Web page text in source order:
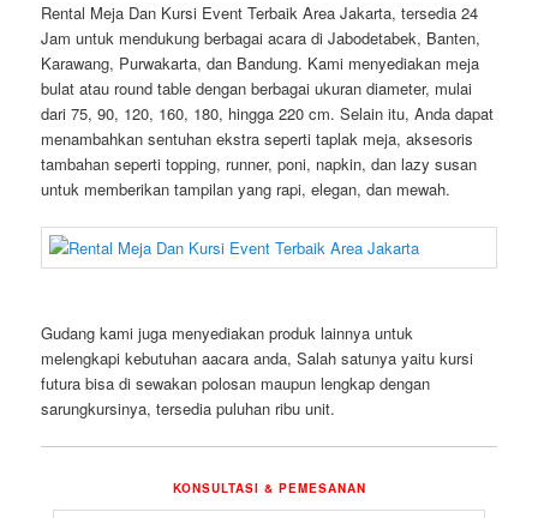
Rental Meja Dan Kursi Event Terbaik Area Jakarta, tersedia 24
Jam untuk mendukung berbagai acara di Jabodetabek, Banten,
Karawang, Purwakarta, dan Bandung. Kami menyediakan meja
bulat atau round table dengan berbagai ukuran diameter, mulai
dari 75, 90, 120, 160, 180, hingga 220 cm. Selain itu, Anda dapat
menambahkan sentuhan ekstra seperti taplak meja, aksesoris
tambahan seperti topping, runner, poni, napkin, dan lazy susan
untuk memberikan tampilan yang rapi, elegan, dan mewah.
Gudang kami juga menyediakan produk lainnya untuk
melengkapi kebutuhan aacara anda, Salah satunya yaitu kursi
futura bisa di sewakan polosan maupun lengkap dengan
sarungkursinya, tersedia puluhan ribu unit.
KONSULTASI & PEMESANAN